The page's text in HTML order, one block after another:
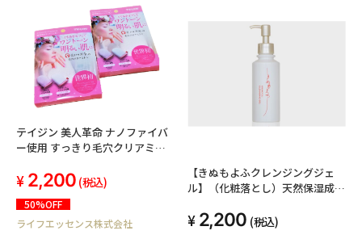
テイジン 美人革命 ナノファイバ
ー使用 すっきり毛穴クリアミト
2,200 (税込)
50%OFF
ライフエッセンス株式会社
【きぬもよふクレンジングジェ
ル】（化粧落とし）天然保湿成分
2,200 (税込)